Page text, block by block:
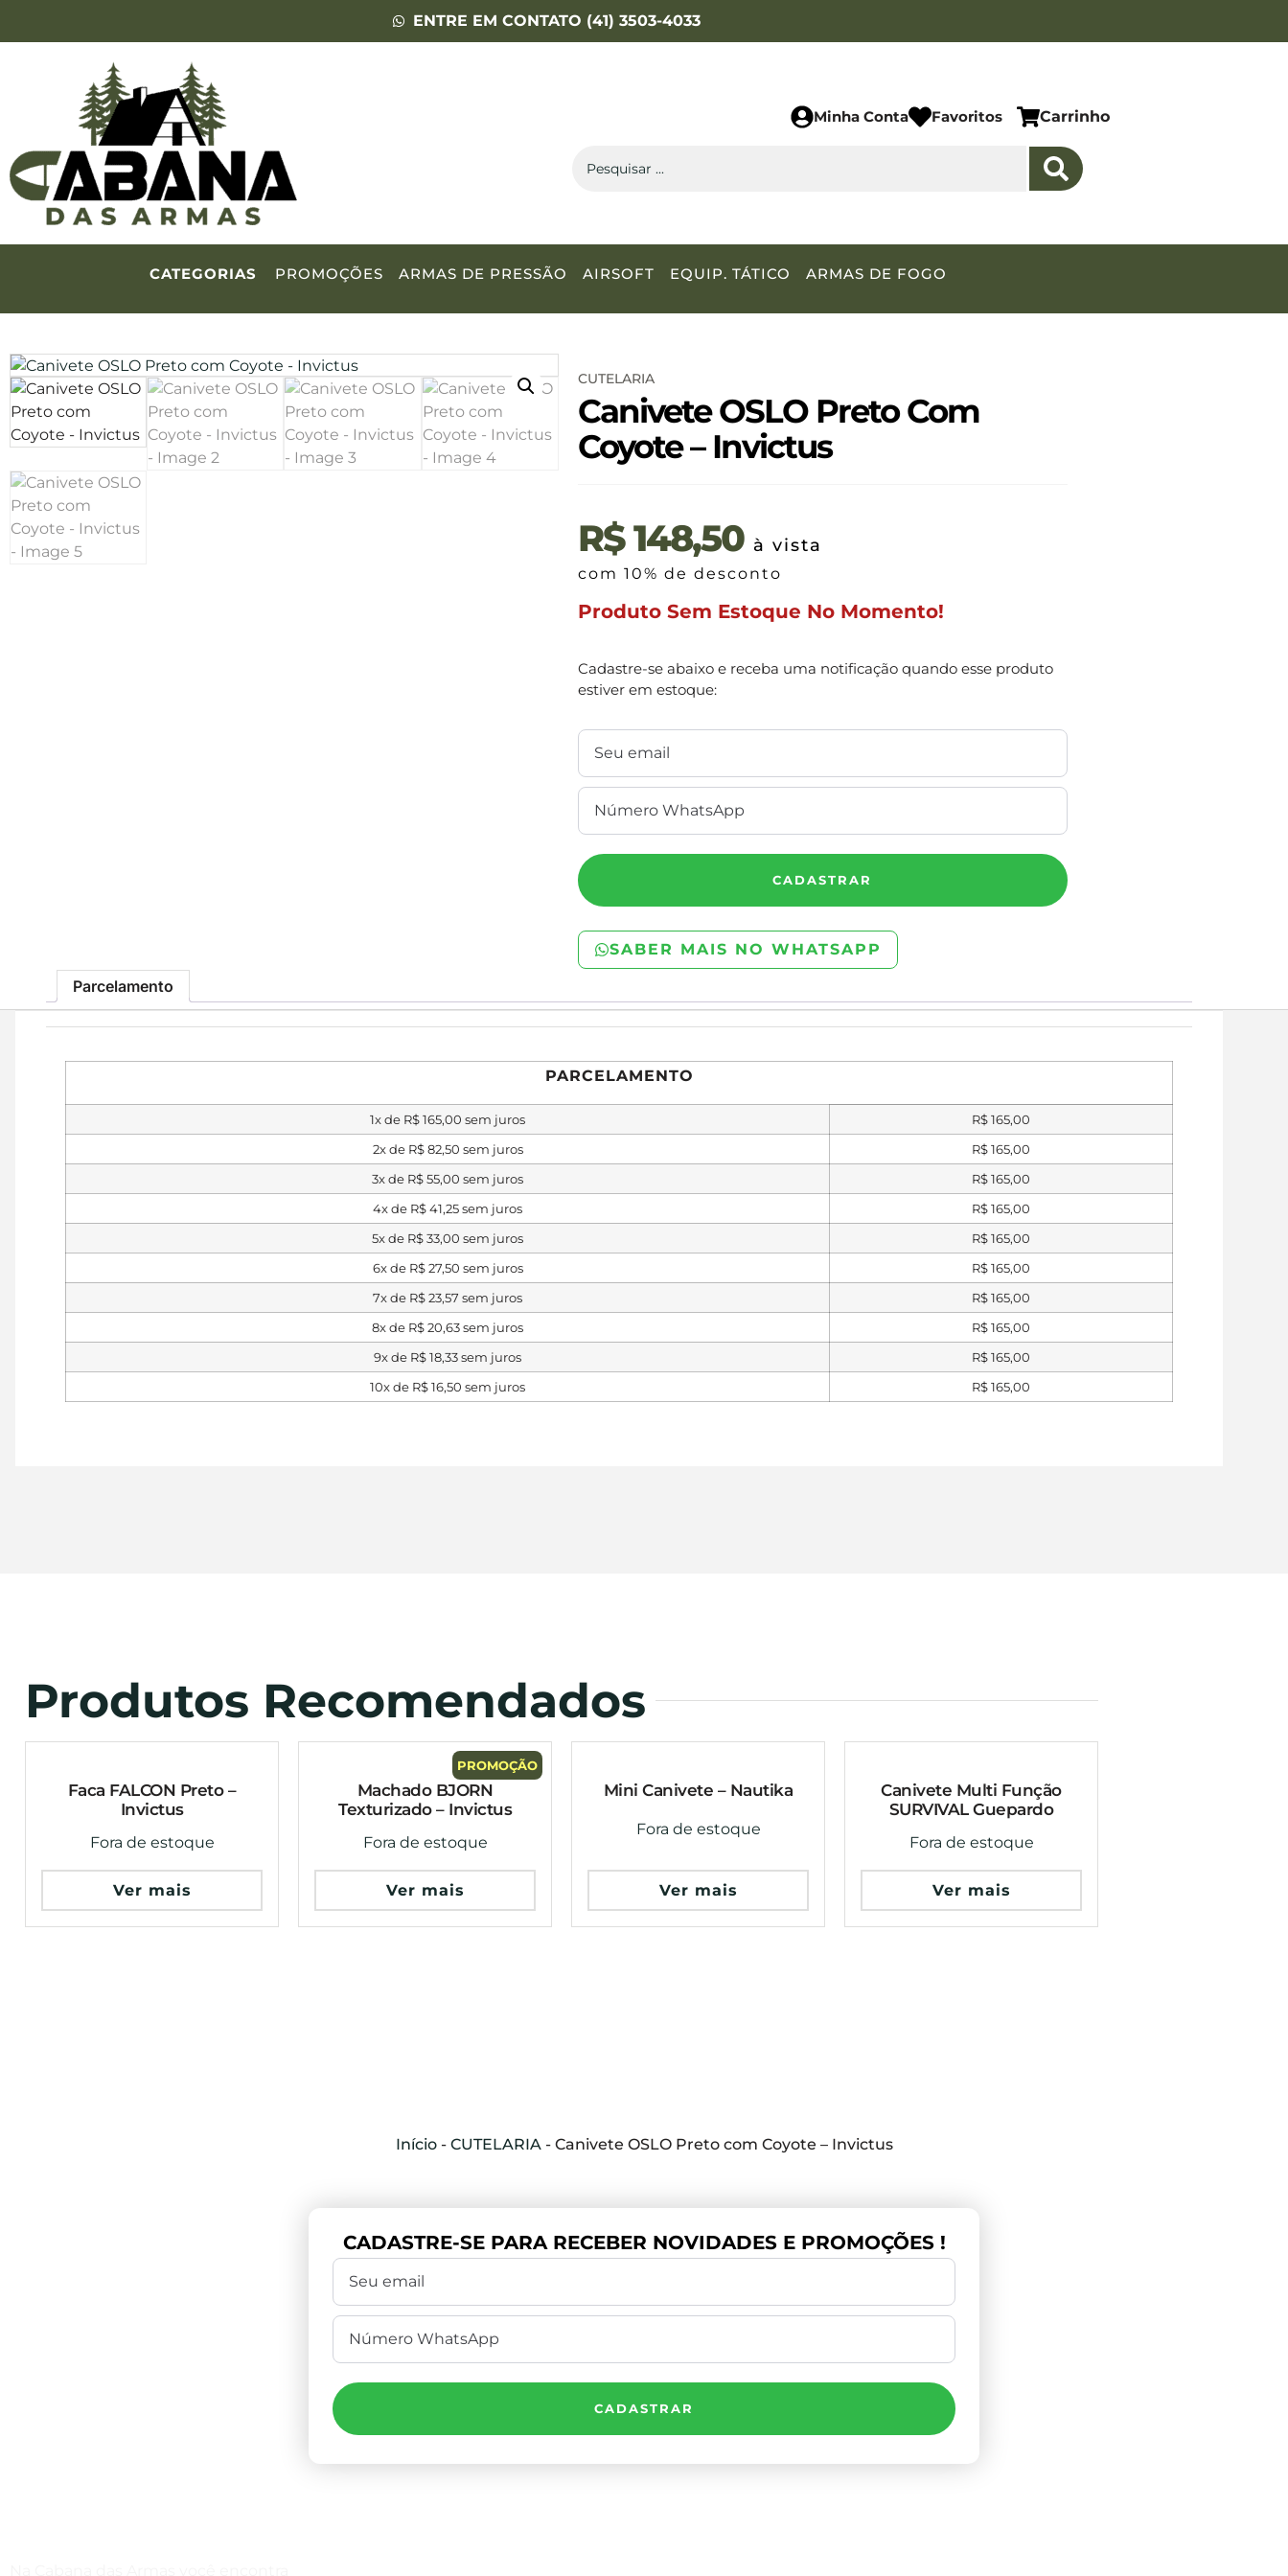
ENTRE EM CONTATO (41) 3503-4033
Minha Conta Favoritos Carrinho
CATEGORIAS PROMOÇÕES ARMAS DE PRESSÃO AIRSOFT EQUIP. TÁTICO ARMAS DE FOGO
CUTELARIA
Canivete OSLO Preto Com
Coyote – Invictus
R$148,50 à vista
com 10% de desconto
Produto Sem Estoque No Momento!
Cadastre-se abaixo e receba uma notificação quando esse produto
estiver em estoque:
CADASTRAR
SABER MAIS NO WHATSAPP
Parcelamento
PARCELAMENTO
1x de R$165,00 sem juros R$165,00
2x de R$82,50 sem juros R$165,00
3x de R$55,00 sem juros R$165,00
4x de R$41,25sem juros R$165,00
5x de R$33,00 sem juros R$165,00
6x de R$27,50 sem juros R$165,00
7x de R$23,57 sem juros R$165,00
8x de R$20,63sem juros R$165,00
9x de R$18,33sem juros R$165,00
10x de R$16,50 sem juros R$165,00
Produtos Recomendados
Faca FALCON Preto –
Invictus
Fora de estoque
Ver mais
PROMOÇÃO
Machado BJORN
Texturizado – Invictus
Fora de estoque
Ver mais
Mini Canivete – Nautika
Fora de estoque
Ver mais
Canivete Multi Função
SURVIVAL Guepardo
Fora de estoque
Ver mais
Início- CUTELARIA - Canivete OSLO Preto com Coyote – Invictus
CADASTRE-SE PARA RECEBER NOVIDADES E PROMOÇÕES !
CADASTRAR